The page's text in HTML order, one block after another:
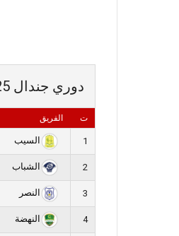
دوري جندال 2026/2025
ت الفريق
1 السيب
2 الشباب
3 النصر
4 النهضة